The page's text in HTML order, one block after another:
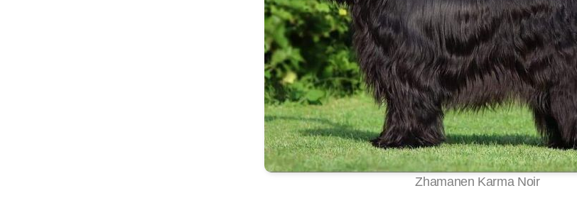
Zhamanen Karma Noir